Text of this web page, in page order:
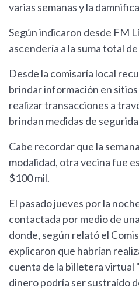
varias semanas y la
Según indicaron desde FM
ascendería a la suma total
Desde la comisaría local
brindar información en
realizar transacciones a
brindan medidas de
Cabe recordar que la
modalidad, otra vecina fue
$100 mil.
El pasado jueves por la
contactada por medio de
donde, según relató el
explicaron que habrían
cuenta de la billetera virtual
dinero podría ser sustraído